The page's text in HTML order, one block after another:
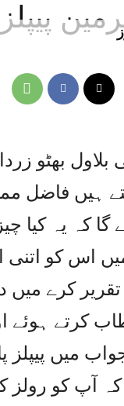
بلاول
ہیں فاضل
کہ یہ کیا چیز
اس کو اتنی
کرے میں
کرتے ہوئے
میں پیپلز
آپ کو رولز